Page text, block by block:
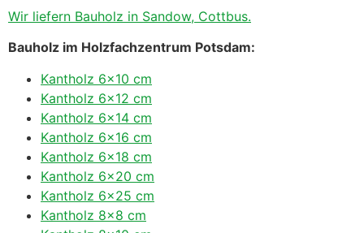
Wir liefern Bauholz in Sandow, Cottbus.
Bauholz im Holzfachzentrum Potsdam:
Kantholz 6×10 cm
Kantholz 6×12 cm
Kantholz 6×14 cm
Kantholz 6×16 cm
Kantholz 6×18 cm
Kantholz 6×20 cm
Kantholz 6×25 cm
Kantholz 8×8 cm